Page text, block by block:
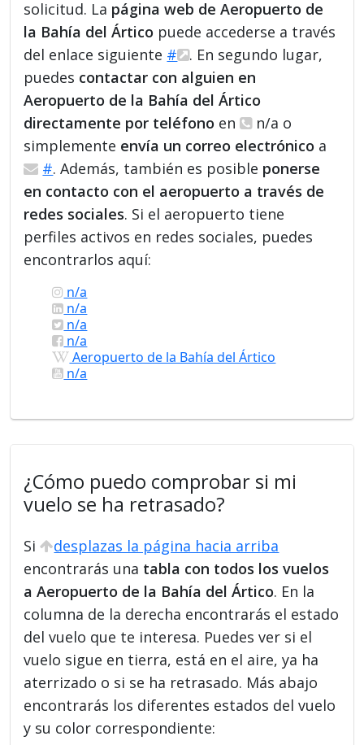
solicitud. La página web de Aeropuerto de
la Bahía del Ártico puede accederse a través
del enlace siguiente #
. En segundo lugar,
puedes contactar con alguien en
Aeropuerto de la Bahía del Ártico
directamente por teléfono en
n/a o
simplemente envía un correo electrónico a
#. Además, también es posible ponerse
en contacto con el aeropuerto a través de
redes sociales. Si el aeropuerto tiene
perfiles activos en redes sociales, puedes
encontrarlos aquí:
n/a
n/a
n/a
n/a
Aeropuerto de la Bahía del Ártico
n/a
¿Cómo puedo comprobar si mi
vuelo se ha retrasado?
Si
desplazas la página hacia arriba
encontrarás una tabla con todos los vuelos
a Aeropuerto de la Bahía del Ártico. En la
columna de la derecha encontrarás el estado
del vuelo que te interesa. Puedes ver si el
vuelo sigue en tierra, está en el aire, ya ha
aterrizado o si se ha retrasado. Más abajo
encontrarás los diferentes estados del vuelo
y su color correspondiente: